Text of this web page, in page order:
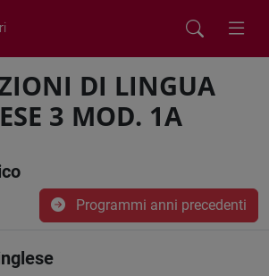
DI LINGUA
3 MOD. 1A
Programmi anni precedenti